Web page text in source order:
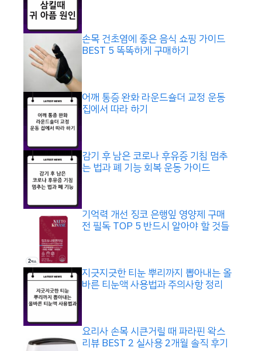
손목 건초염에 좋은 음식 쇼핑 가이드
BEST 5 똑똑하게 구매하기
어깨 통증 완화 라운드숄더 교정 운동
집에서 따라 하기
감기 후 남은 코로나 후유증 기침 멈추
는 법과 폐 기능 회복 운동 가이드
기억력 개선 징코 은행잎 영양제 구매
전 필독 TOP 5 반드시 알아야 할 것들
지긋지긋한 티눈 뿌리까지 뽑아내는 올
바른 티눈액 사용법과 주의사항 정리
요리사 손목 시큰거릴 때 파라핀 왁스
리뷰 BEST 2 실사용 2개월 솔직 후기